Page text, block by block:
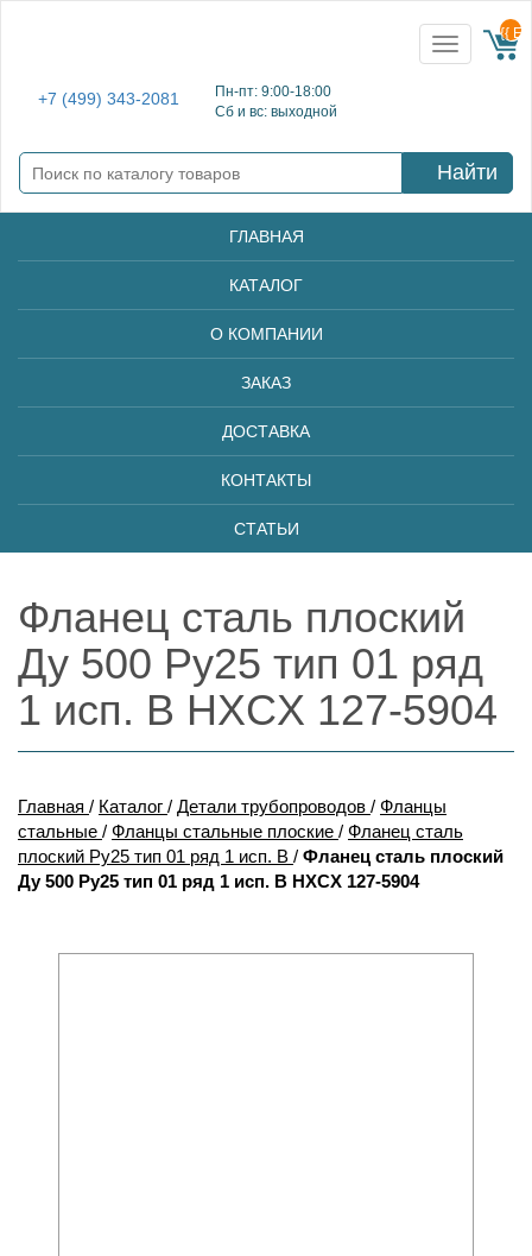
+7 (499) 343-2081
Пн-пт: 9:00-18:00
Сб и вс: выходной
Toggle
navigation
{{
Найти
ГЛАВНАЯ
КАТАЛОГ
О КОМПАНИИ
ЗАКАЗ
ДОСТАВКА
КОНТАКТЫ
СТАТЬИ
Фланец сталь плоский
Ду 500 Ру25 тип 01 ряд
1 исп. B HXCX 127-5904
Главная / Каталог / Детали трубопроводов / Фланцы
стальные / Фланцы стальные плоские / Фланец сталь
плоский Ру25 тип 01 ряд 1 исп. B / Фланец сталь плоский
Ду 500 Ру25 тип 01 ряд 1 исп. B HXCX 127-5904